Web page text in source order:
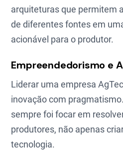
arquiteturas que permitem
de diferentes fontes em
acionável para o produtor.
Empreendedorismo e
Liderar uma empresa
inovação com
sempre foi focar em
produtores, não apenas
tecnologia.